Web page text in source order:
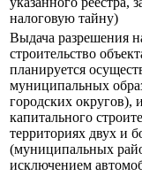
налоговую тайну)
Выдача разрешения
строительство
планируется
муниципальных
городских округов),
капитального
территориях двух и
(муниципальных
исключением